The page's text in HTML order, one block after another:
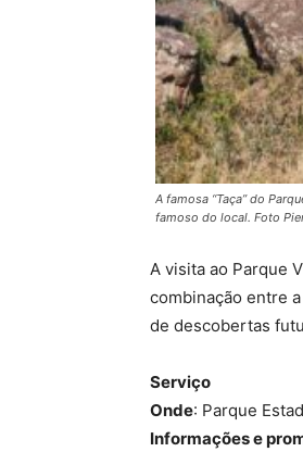
A famosa “Taça” do
famoso do local. Foto
A visita ao Parque
combinação entre
de descobertas
Serviço
Onde: Parque
Informações e